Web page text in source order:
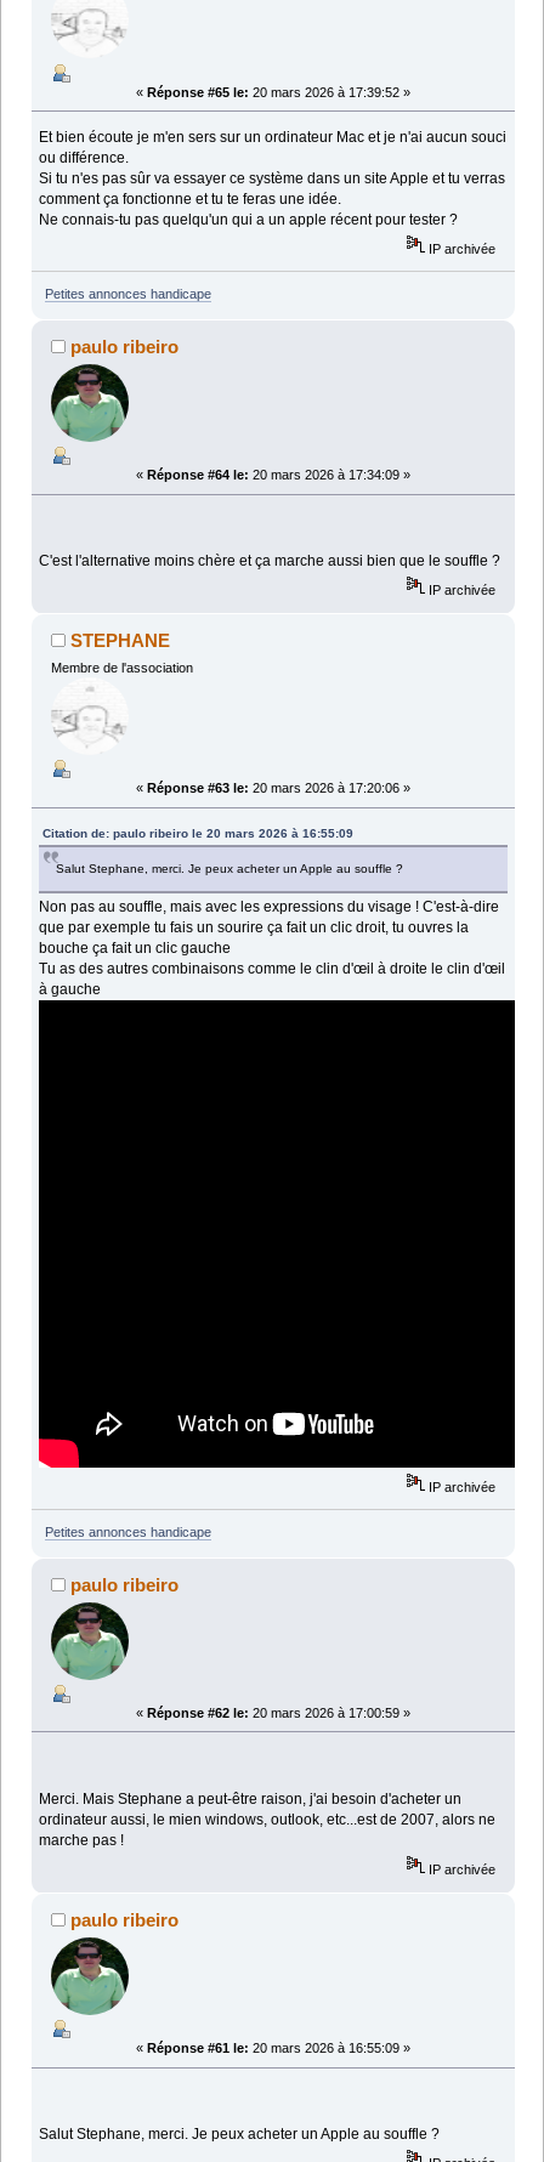
« Réponse #65 le: 20 mars 2026 à 17:39:52 »
Et bien écoute je m'en sers sur un ordinateur Mac et je n'ai aucun souci
ou différence.
Si tu n'es pas sûr va essayer ce système dans un site Apple et tu verras
comment ça fonctionne et tu te feras une idée.
Ne connais-tu pas quelqu'un qui a un apple récent pour tester ?
IP archivée
Petites annonces handicape
paulo ribeiro
« Réponse #64 le: 20 mars 2026 à 17:34:09 »
C'est l'alternative moins chère et ça marche aussi bien que le souffle ?
IP archivée
STEPHANE
Membre de l'association
« Réponse #63 le: 20 mars 2026 à 17:20:06 »
Citation de: paulo ribeiro le 20 mars 2026 à 16:55:09
Salut Stephane, merci. Je peux acheter un Apple au souffle ?
Non pas au souffle, mais avec les expressions du visage ! C'est-à-dire
que par exemple tu fais un sourire ça fait un clic droit, tu ouvres la
bouche ça fait un clic gauche
Tu as des autres combinaisons comme le clin d'œil à droite le clin d'œil
à gauche
IP archivée
Petites annonces handicape
paulo ribeiro
« Réponse #62 le: 20 mars 2026 à 17:00:59 »
Merci. Mais Stephane a peut-être raison, j'ai besoin d'acheter un
ordinateur aussi, le mien windows, outlook, etc...est de 2007, alors ne
marche pas !
IP archivée
paulo ribeiro
« Réponse #61 le: 20 mars 2026 à 16:55:09 »
Salut Stephane, merci. Je peux acheter un Apple au souffle ?